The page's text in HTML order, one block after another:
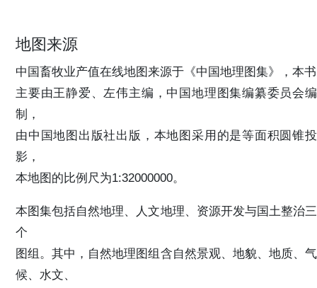
地图来源
中国畜牧业产值在线地图来源于《中国地理图集》，本书
主要由王静爱、左伟主编，中国地理图集编纂委员会编
制，
由中国地图出版社出版，本地图采用的是等面积圆锥投
影，
本地图的比例尺为1:32000000。
本图集包括自然地理、人文地理、资源开发与国土整治三
个
图组。其中，自然地理图组含自然景观、地貌、地质、气
候、水文、